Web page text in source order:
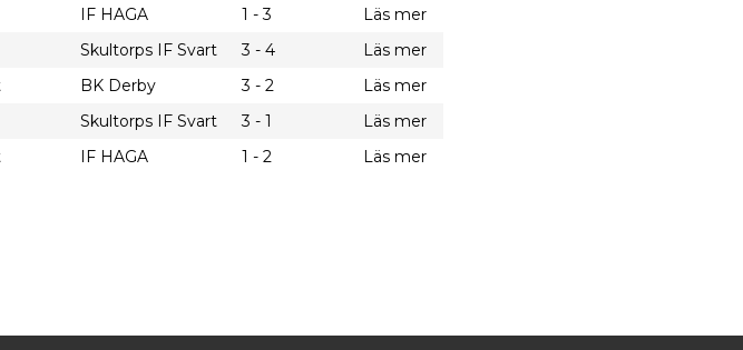
IF HAGA 1 - 3
Läs mer
Skultorps IF Svart 3 - 4
Läs mer
BK Derby 3 - 2
Läs mer
Skultorps IF Svart 3 - 1
Läs mer
IF HAGA 1 - 2 Läs mer